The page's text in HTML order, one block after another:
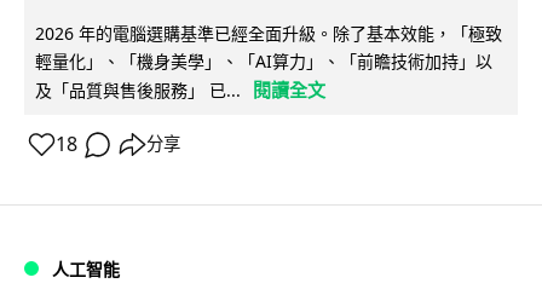
2026 年的電腦選購基準已經全面升級。除了基本效能，「極致
輕量化」、「機身美學」、「AI算力」、「前瞻技術加持」以
及「品質與售後服務」 已...
閱讀全文
18 分享
人工智能